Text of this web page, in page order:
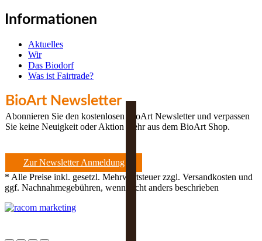
Informationen
Aktuelles
Wir
Das Biodorf
Was ist Fairtrade?
BioArt Newsletter
Abonnieren Sie den kostenlosen BioArt Newsletter und verpassen
Sie keine Neuigkeit oder Aktion mehr aus dem BioArt Shop.
Zur Newsletter Anmeldung
* Alle Preise inkl. gesetzl. Mehrwertsteuer zzgl. Versandkosten und
ggf. Nachnahmegebühren, wenn nicht anders beschrieben